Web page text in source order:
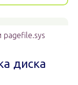
pagefile.sys
диска